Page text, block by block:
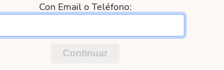
Con Email o Teléfono:
Continuar